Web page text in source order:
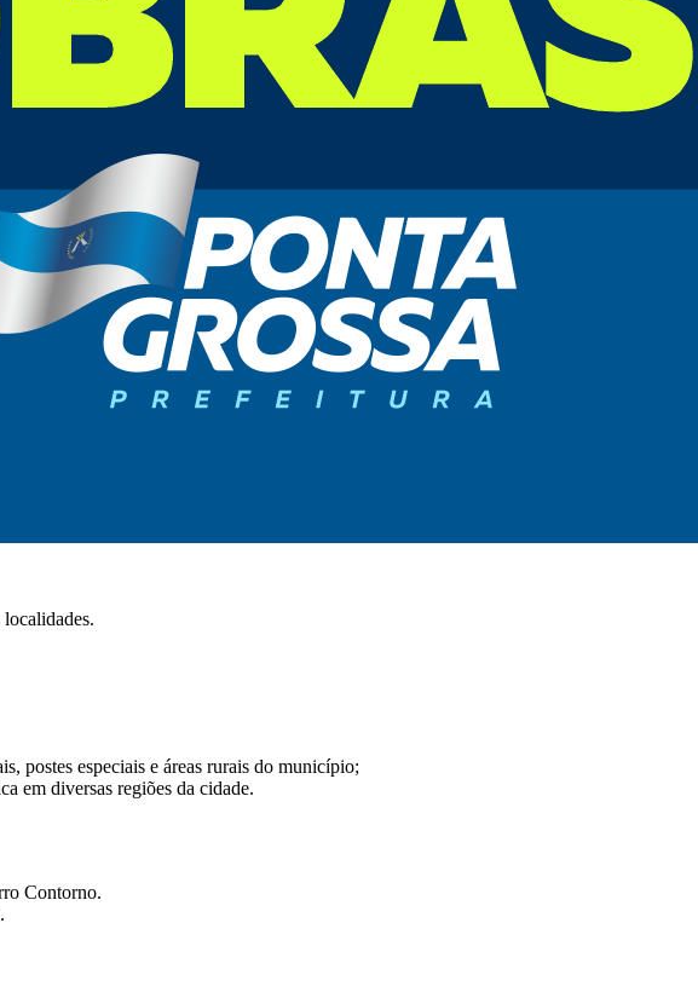
postes especiais e áreas rurais do município;
em diversas regiões da cidade.
Contorno.